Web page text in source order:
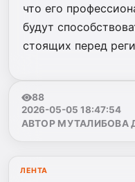
что его
будут
стоящих перед
88
2026-05-05 18:47:54
АВТОР МУТАЛИБОВА
ЛЕНТА